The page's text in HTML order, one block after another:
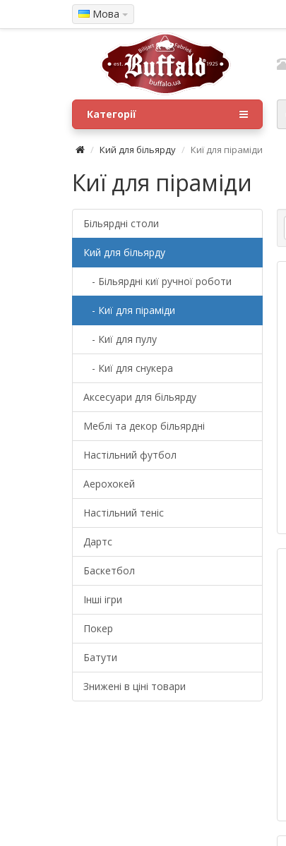
Мова
Категорії
Кий для більярду Киї для піраміди
Киї для піраміди
Більярдні столи
Кий для більярду
- Більярдні киї ручної роботи
- Киї для піраміди
- Киї для пулу
- Киї для снукера
Аксесуари для більярду
Меблі та декор більярдні
Настільний футбол
Аерохокей
Настільний теніс
Дартс
Баскетбол
Інші ігри
Покер
Батути
Знижені в ціні товари